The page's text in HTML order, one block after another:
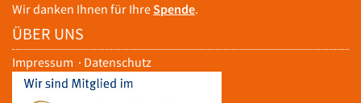
Wir danken Ihnen für IhreSpende.
ÜBER UNS
Impressum · Datenschutz